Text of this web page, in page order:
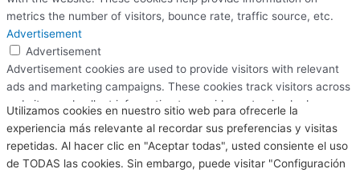
Utilizamos cookies en nuestro sitio web para ofrecerle la
experiencia más relevante al recordar sus preferencias y visitas
repetidas. Al hacer clic en "Aceptar todas", usted consiente el uso
de TODAS las cookies. Sin embargo, puede visitar "Configuración
metrics the number of visitors, bounce rate, traffic source, etc.
Advertisement
Advertisement
Advertisement cookies are used to provide visitors with relevant
ads and marketing campaigns. These cookies track visitors across
websites and collect information to provide customized ads.
Others
Others
Other uncategorized cookies are those that are being analyzed